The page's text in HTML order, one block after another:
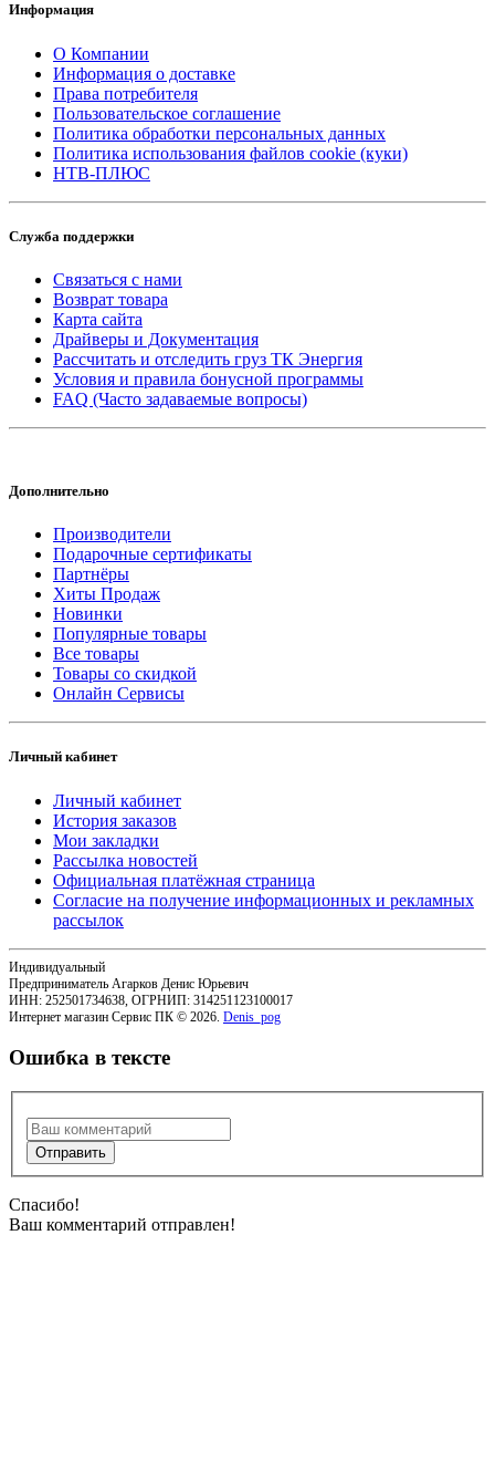
Информация
О Компании
Информация о доставке
Права потребителя
Пользовательское соглашение
Политика обработки персональных данных
Политика использования файлов cookie (куки)
НТВ-ПЛЮС
Служба поддержки
Связаться с нами
Возврат товара
Карта сайта
Драйверы и Документация
Рассчитать и отследить груз ТК Энергия
Условия и правила бонусной программы
FAQ (Часто задаваемые вопросы)
Дополнительно
Производители
Подарочные сертификаты
Партнёры
Хиты Продаж
Новинки
Популярные товары
Все товары
Товары со скидкой
Онлайн Сервисы
Личный кабинет
Личный кабинет
История заказов
Мои закладки
Рассылка новостей
Официальная платёжная страница
Согласие на получение информационных и рекламных
рассылок
Индивидуальный
Предприниматель Агарков Денис Юрьевич
ИНН: 252501734638, ОГРНИП: 314251123100017
Интернет магазин Сервис ПК © 2026. Denis_pog
Ошибка в тексте
Спасибо!
Ваш комментарий отправлен!